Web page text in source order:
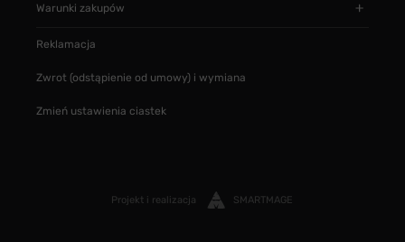
Warunki zakupów
Reklamacja
Zwrot (odstąpienie od umowy) i wymiana
Zmień ustawienia ciastek
Projekt i realizacja SMARTMAGE